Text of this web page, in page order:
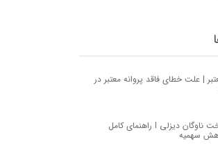
| علت خطای فاقد پروانه معتبر در
سهمیه کارت سوخت ناوگان دیزلی I راهنمای کامل
سهمیه